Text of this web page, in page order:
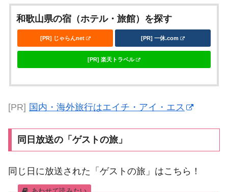
和歌山県の宿（ホテル・旅館）を探す
[PR] じゃらんnet [PR] 一休.com
[PR] 楽天トラベル
[PR] 国内・海外旅行はエイチ・アイ・エス
同日放送の「ゲストの旅」
同じ日に放送された「ゲストの旅」はこちら！